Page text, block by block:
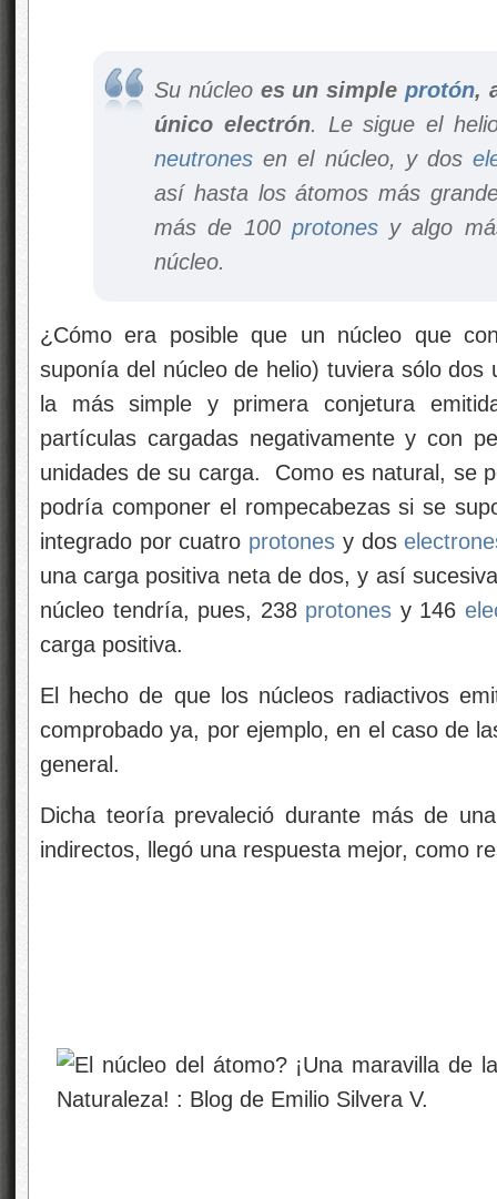
Su núcleo es un simpleprotón,
único electrón. Le sigue el
neutrones en el núcleo, y dos
así hasta los átomos más
más de 100 protonesy algo
núcleo.
¿Cómo era posible que un núcleo que
suponía del núcleo de helio) tuviera sólo dos
la más simple y primera conjetura
partículas cargadas negativamente y con
unidades de su carga. Como es natural, se
podría componer el rompecabezas si se
integrado por cuatro protones y dos
una carga positiva neta de dos, y así
núcleo tendría, pues, 238 protones y 146
carga positiva.
El hecho de que los núcleos radiactivos
comprobado ya, por ejemplo, en el caso de
general.
Dicha teoría prevaleció durante más de
indirectos, llegó una respuesta mejor, como